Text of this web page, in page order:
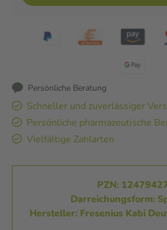
Persönliche Beratung
Schneller und zuverlässiger
Persönliche pharmazeutische
Vielfältige Zahlarten
PZN:
Darreichungsform:
Hersteller: Fresenius Kabi